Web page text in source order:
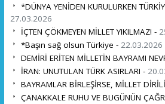
*DÜNYA YENİDEN KURULURKEN
27.03.2026
İÇTEN ÇÖKMEYEN MİLLET YIKILMAZ! -
*Başın sağ olsun Türkiye - 22.03.2026
DEMİRİ ERİTEN MİLLETİN BAYRAMI
İRAN: UNUTULAN TÜRK ASIRLARI -
BAYRAMLAR BİRLEŞİRSE, MİLLET
ÇANAKKALE RUHU VE BUGÜNÜN